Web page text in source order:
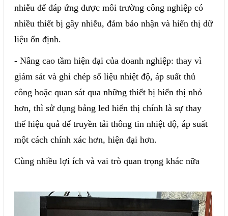
nhiễu để đáp ứng được môi trường công nghiệp có
nhiều thiết bị gây nhiễu, đảm bảo nhận và hiển thị dữ
liệu ổn định.
- Nâng cao tầm hiện đại của doanh nghiệp: thay vì
giám sát và ghi chép số liệu nhiệt độ, áp suất thủ
công hoặc quan sát qua những thiết bị hiển thị nhỏ
hơn, thì sử dụng bảng led hiển thị chính là sự thay
thế hiệu quả để truyền tải thông tin nhiệt độ, áp suất
một cách chính xác hơn, hiện đại hơn.
Cùng nhiều lợi ích và vai trò quan trọng khác nữa